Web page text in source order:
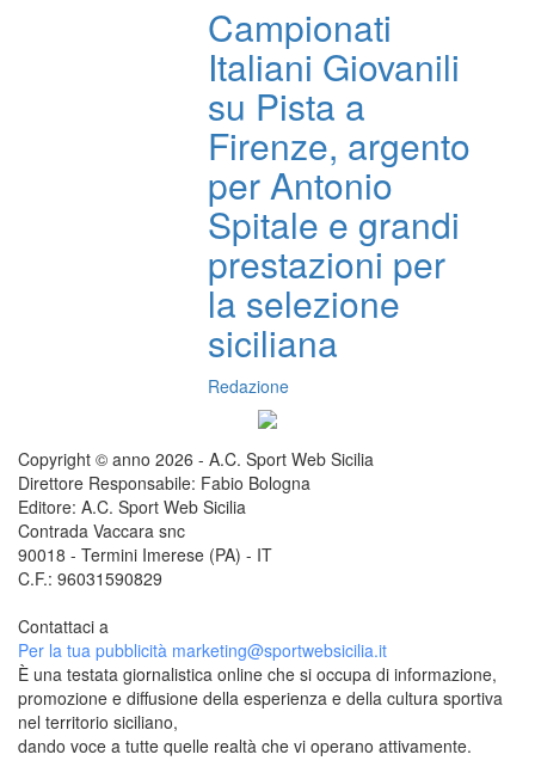
Campionati
Italiani Giovanili
su Pista a
Firenze, argento
per Antonio
Spitale e grandi
prestazioni per
la selezione
siciliana
Redazione
Copyright © anno 2026 - A.C. Sport Web Sicilia
Direttore Responsabile: Fabio Bologna
Editore: A.C. Sport Web Sicilia
Contrada Vaccara snc
90018 - Termini Imerese (PA) - IT
C.F.: 96031590829
Contattaci a
Per la tua pubblicità marketing@sportwebsicilia.it
È una testata giornalistica online che si occupa di informazione,
promozione e diffusione della esperienza e della cultura sportiva
nel territorio siciliano,
dando voce a tutte quelle realtà che vi operano attivamente.